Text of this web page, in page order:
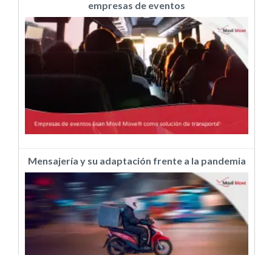
empresas de eventos
Mensajería y su adaptación frente a la pandemia